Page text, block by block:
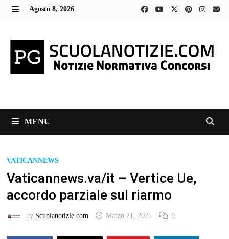
Skip
Agosto 8, 2026
MENU
VATICANNEWS
Vaticannews.va/it – Vertice Ue,
accordo parziale sul riarmo
by Scuolanotizie.com Marzo 21, 2025 0